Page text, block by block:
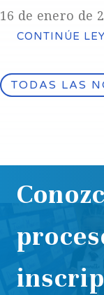
16 de enero de
CONTINÚE
TODAS LAS